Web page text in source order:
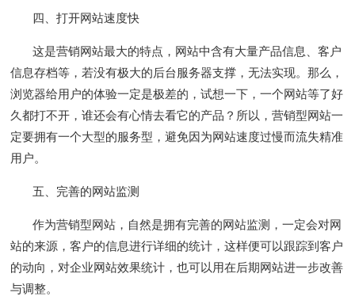
四、打开网站速度快
这是营销网站最大的特点，网站中含有大量产品信息、客户
信息存档等，若没有极大的后台服务器支撑，无法实现。那么，
浏览器给用户的体验一定是极差的，试想一下，一个网站等了好
久都打不开，谁还会有心情去看它的产品？所以，营销型网站一
定要拥有一个大型的服务型，避免因为网站速度过慢而流失精准
用户。
五、完善的网站监测
作为营销型网站，自然是拥有完善的网站监测，一定会对网
站的来源，客户的信息进行详细的统计，这样便可以跟踪到客户
的动向，对企业网站效果统计，也可以用在后期网站进一步改善
与调整。